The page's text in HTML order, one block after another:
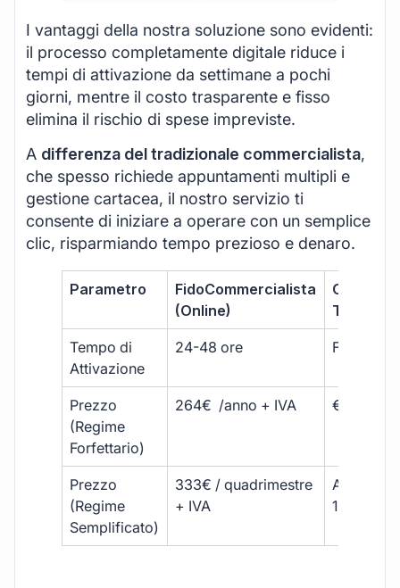
I vantaggi della nostra soluzione sono evidenti:
il processo completamente digitale riduce i
tempi di attivazione da settimane a pochi
giorni, mentre il costo trasparente e fisso
elimina il rischio di spese impreviste.
A differenza del tradizionale commercialista,
che spesso richiede appuntamenti multipli e
gestione cartacea, il nostro servizio ti
consente di iniziare a operare con un semplice
clic, risparmiando tempo prezioso e denaro.
Parametro
FidoCommercialista
(Online)
Tempo di
Attivazione
24-48 ore Fino a 30
Prezzo
(Regime
Forfettario)
264€ /anno + IVA €500 –
Prezzo
(Regime
Semplificato)
333€ / quadrimestre
+ IVA
A partire
1800 € +